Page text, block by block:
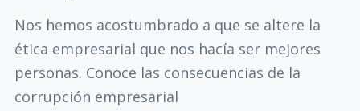
Nos hemos acostumbrado a que se altere la
ética empresarial que nos hacía ser mejores
personas. Conoce las consecuencias de la
corrupción empresarial